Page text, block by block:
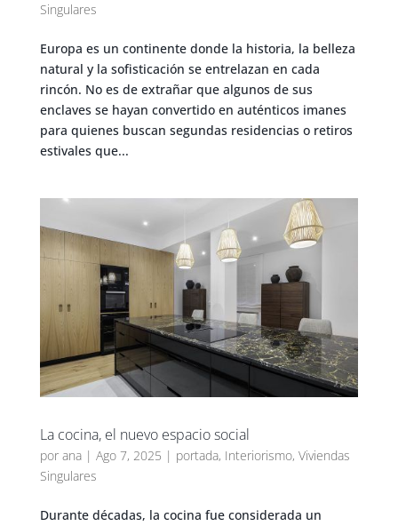
Singulares
Europa es un continente donde la historia, la belleza
natural y la sofisticación se entrelazan en cada
rincón. No es de extrañar que algunos de sus
enclaves se hayan convertido en auténticos imanes
para quienes buscan segundas residencias o retiros
estivales que...
La cocina, el nuevo espacio social
por ana| Ago 7, 2025 | portada, Interiorismo, Viviendas
Singulares
Durante décadas, la cocina fue considerada un